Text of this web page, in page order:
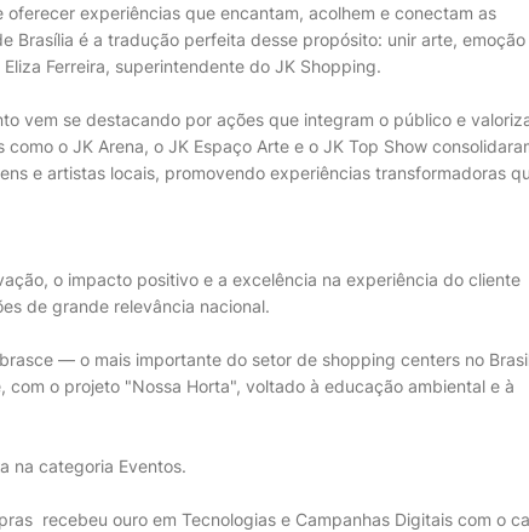
experiências que encantam, acolhem e conectam as
Brasília é a tradução perfeita desse propósito: unir arte, emoção
Ferreira, superintendente do JK Shopping.
vem se destacando por ações que integram o público e
o JK Arena, o JK Espaço Arte e o JK Top Show
e artistas locais, promovendo experiências transformadoras
o impacto positivo e a excelência na experiência do cliente
de grande relevância nacional.
— o mais importante do setor de shopping centers no
o projeto "Nossa Horta", voltado à educação ambiental e à
na categoria Eventos.
recebeu ouro em Tecnologias e Campanhas Digitais com o